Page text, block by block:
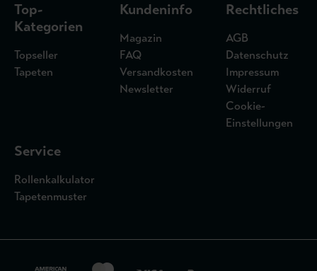
Top-
Kategorien
Topseller
Tapeten
Kundeninfo
Magazin
FAQ
Versandkosten
Newsletter
Rechtliches
AGB
Datenschutz
Impressum
Widerruf
Cookie-
Einstellungen
Service
Rollenkalkulator
Tapetenmuster